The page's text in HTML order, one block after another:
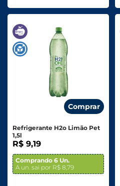
Comprar
Refrigerante H2o Limão Pet
1,5l
R$ 9,19
Comprando 6 Un.
A un. sai por R$ 8,79